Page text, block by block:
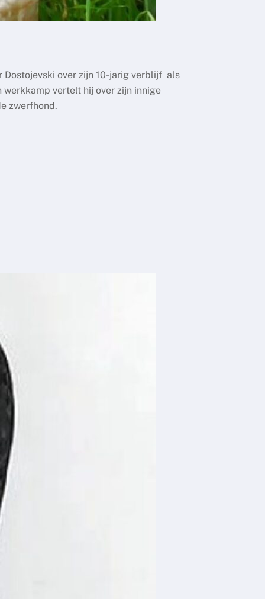
Dostojevski over zijn 10-jarig verblijf als
vertelt hij over zijn innige
zwerfhond.